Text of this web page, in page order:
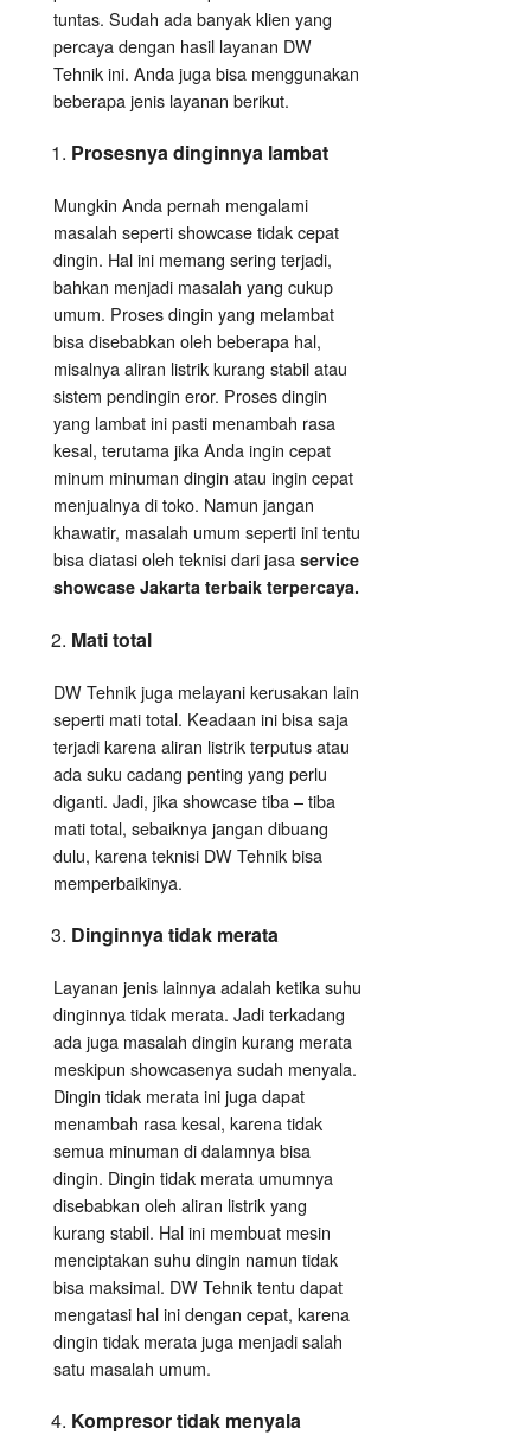
tuntas. Sudah ada banyak klien yang
percaya dengan hasil layanan DW
Tehnik ini. Anda juga bisa menggunakan
beberapa jenis layanan berikut.
Prosesnya dinginnya lambat
Mungkin Anda pernah mengalami
masalah seperti showcase tidak cepat
dingin. Hal ini memang sering terjadi,
bahkan menjadi masalah yang cukup
umum. Proses dingin yang melambat
bisa disebabkan oleh beberapa hal,
misalnya aliran listrik kurang stabil atau
sistem pendingin eror. Proses dingin
yang lambat ini pasti menambah rasa
kesal, terutama jika Anda ingin cepat
minum minuman dingin atau ingin cepat
menjualnya di toko. Namun jangan
khawatir, masalah umum seperti ini tentu
bisa diatasi oleh teknisi dari jasa service
showcase Jakarta terbaik terpercaya.
Mati total
DW Tehnik juga melayani kerusakan lain
seperti mati total. Keadaan ini bisa saja
terjadi karena aliran listrik terputus atau
ada suku cadang penting yang perlu
diganti. Jadi, jika showcase tiba – tiba
mati total, sebaiknya jangan dibuang
dulu, karena teknisi DW Tehnik bisa
memperbaikinya.
Dinginnya tidak merata
Layanan jenis lainnya adalah ketika suhu
dinginnya tidak merata. Jadi terkadang
ada juga masalah dingin kurang merata
meskipun showcasenya sudah menyala.
Dingin tidak merata ini juga dapat
menambah rasa kesal, karena tidak
semua minuman di dalamnya bisa
dingin. Dingin tidak merata umumnya
disebabkan oleh aliran listrik yang
kurang stabil. Hal ini membuat mesin
menciptakan suhu dingin namun tidak
bisa maksimal. DW Tehnik tentu dapat
mengatasi hal ini dengan cepat, karena
dingin tidak merata juga menjadi salah
satu masalah umum.
Kompresor tidak menyala